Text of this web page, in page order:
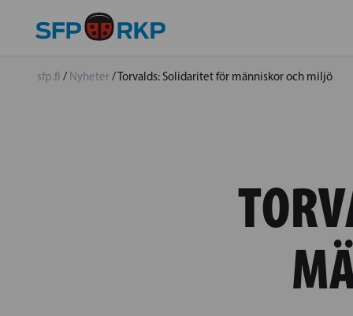
sfp.fi / Nyheter/Torvalds: Solidaritet för människor och miljö